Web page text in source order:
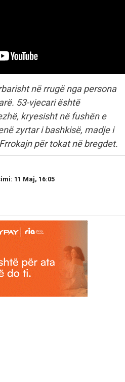
në rrugë nga persona
53-vjecari është
kryesisht në fushën e
zyrtar i bashkisë, madje i
për tokat në bregdet.
11 Maj, 16:05